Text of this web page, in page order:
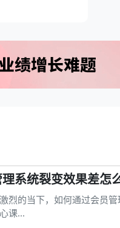
系统裂变效果差怎
烈的当下，如何通过会员
课...